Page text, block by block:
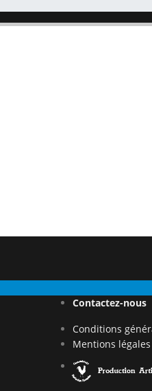
Contactez-nous
Conditions
Mentions légales